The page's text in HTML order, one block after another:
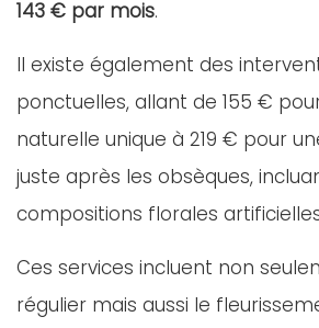
143 € par mois.
Il existe également des
ponctuelles, allant de 155 €
naturelle unique à 219 € pour
juste après les obsèques,
compositions florales
Ces services incluent non
régulier mais aussi le